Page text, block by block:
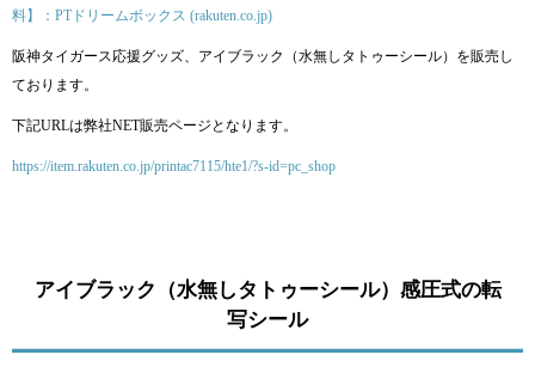
料】：PTドリームボックス (rakuten.co.jp)
阪神タイガース応援グッズ、アイブラック（水無しタトゥーシール）を販売し
ております。
下記URLは弊社NET販売ページとなります。
https://item.rakuten.co.jp/printac7115/hte1/?s-id=pc_shop
アイブラック（水無しタトゥーシール）感圧式の転
写シール